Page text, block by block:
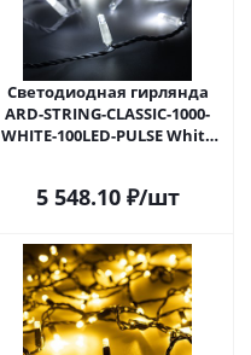
Светодиодная гирлянда
ARD-STRING-CLASSIC-1000-
WHITE-100LED-PULSE White
5 548.10₽/шт